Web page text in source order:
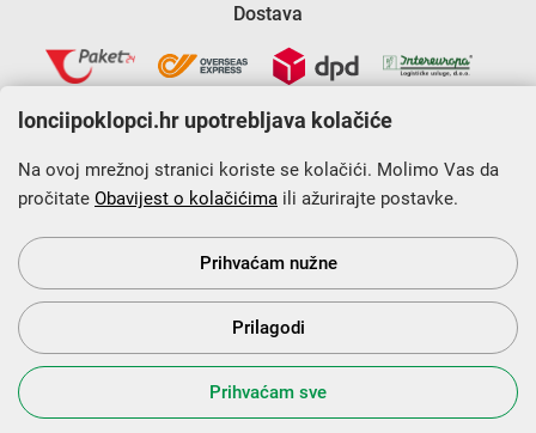
Dostava
Krajnji primatelj financijskog instrumenta sufinanciranog iz
Europskog fonda za regionalni razvoj u sklopu Operativnog
programa „Konkurentnost i kohezija”.
s Vama od 2014. godine!
lonciipoklopci.hr upotrebljava kolačiće
Na ovoj mrežnoj stranici koriste se kolačići. Molimo Vas da
pročitate Obavijest o kolačićima ili ažurirajte postavke.
Prihvaćam nužne
Prilagodi
Prihvaćam sve